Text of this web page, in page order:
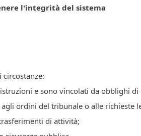
l'integrità del sistema
e sono vincolati da obblighi di
ordini del tribunale o alle richieste
di attività;